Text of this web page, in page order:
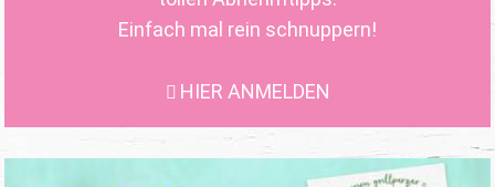
Einfach mal rein schnuppern!
HIER ANMELDEN